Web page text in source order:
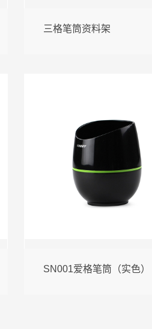
三格笔筒资料架
SN001爱格笔筒（实色）